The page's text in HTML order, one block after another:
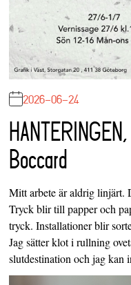
2026-06-24
Boccard
Mitt arbete är aldrig linjärt.
Tryck blir till papper och
tryck. Installationer blir
Jag sätter klot i rullning
slutdestination och jag kan